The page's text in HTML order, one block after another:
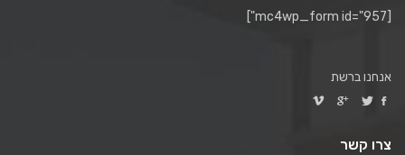
[mc4wp_form id="957"]
אנחנו ברשת
צרו קשר